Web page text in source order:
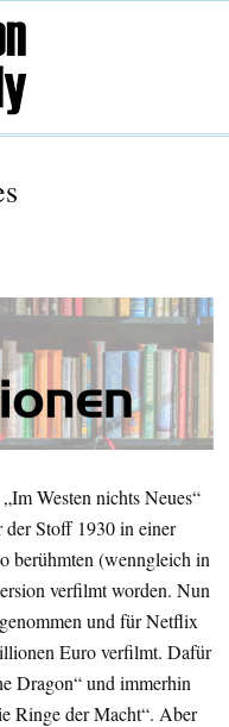
Westen nichts Neues“
Stoff 1930 in einer
berühmten (wenngleich in
verfilmt worden. Nun
und für Netflix
Euro verfilmt. Dafür
Dragon“ und immerhin
Ringe der Macht“. Aber